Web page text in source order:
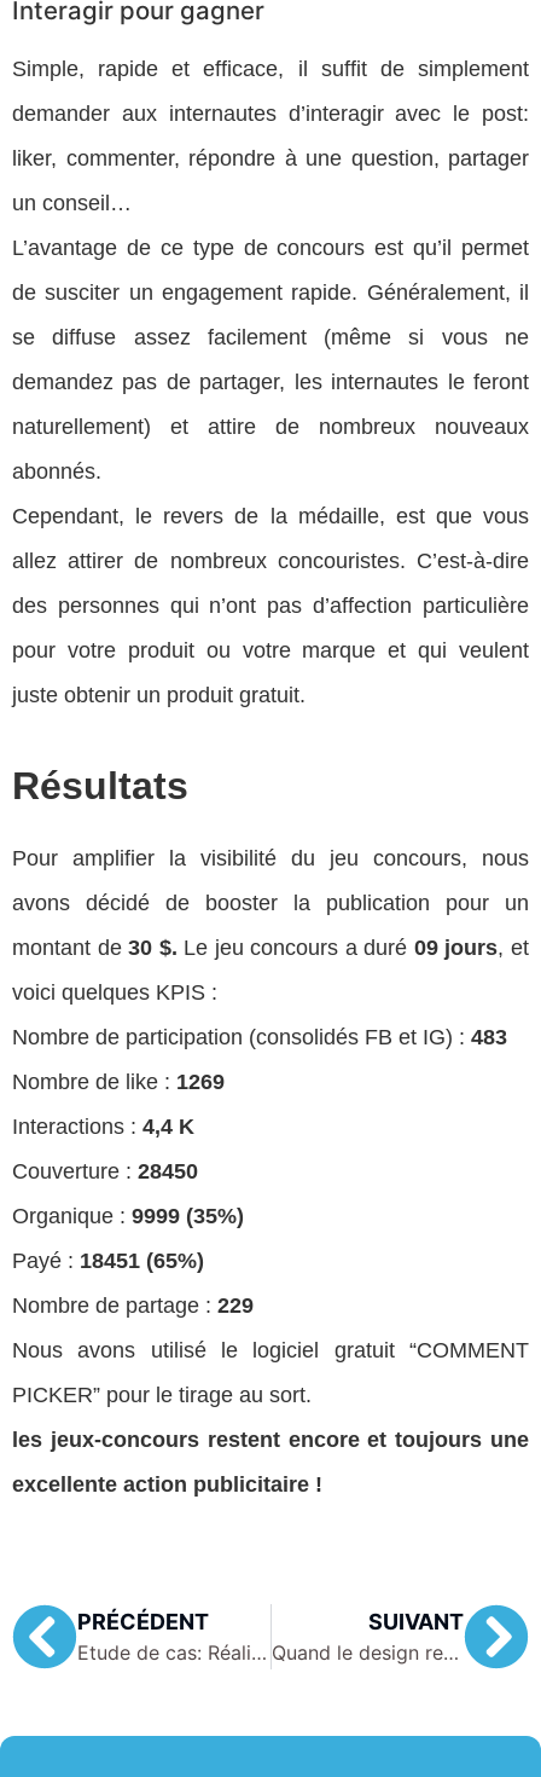
Interagir pour gagner
Simple, rapide et efficace, il suffit de simplement
demander aux internautes d’interagir avec le post:
liker, commenter, répondre à une question, partager
un conseil…
L’avantage de ce type de concours est qu’il permet
de susciter un engagement rapide. Généralement, il
se diffuse assez facilement (même si vous ne
demandez pas de partager, les internautes le feront
naturellement) et attire de nombreux nouveaux
abonnés.
Cependant, le revers de la médaille, est que vous
allez attirer de nombreux concouristes. C’est-à-dire
des personnes qui n’ont pas d’affection particulière
pour votre produit ou votre marque et qui veulent
juste obtenir un produit gratuit.
Résultats
Pour amplifier la visibilité du jeu concours, nous
avons décidé de booster la publication pour un
montant de30 $. Le jeu concours a duré 09 jours, et
voici quelques KPIS :
Nombre de participation (consolidés FB et IG) : 483
Nombre de like : 1269
Interactions : 4,4 K
Couverture : 28450
Organique : 9999 (35%)
Payé : 18451 (65%)
Nombre de partage : 229
Nous avons utilisé le logiciel gratuit “COMMENT
PICKER” pour le tirage au sort.
les jeux-concours restent encore et toujours une
excellente action publicitaire !
PRÉCÉDENT
Etude de cas: Réalisation d’une Web Série publicitaire
SUIVANT
Quand le design rencontre l’architecture !